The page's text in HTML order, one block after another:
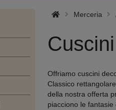
Merceria
Offriamo cuscini
Classico
della nostra offerta
piacciono le